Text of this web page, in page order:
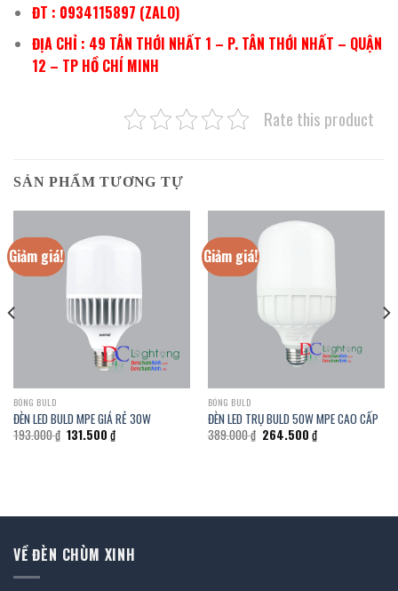
ĐT : 0934115897 (ZALO)
ĐỊA CHỈ : 49 TÂN THỚI NHẤT 1 – P. TÂN THỚI NHẤT – QUẬN
12 – TP HỒ CHÍ MINH
Rate this product
SẢN PHẨM TƯƠNG TỰ
Giảm giá!
BÓNG BULD
ĐÈN LED BULD MPE GIÁ RẺ 30W
193.000₫ Giá
gốc
131.500 ₫Giá
hiện
Giảm giá!
BÓNG BULD
ĐÈN LED TRỤ BULD 50W MPE CAO CẤP
389.000₫ Giá
gốc
264.500 ₫Giá
hiện
VỀ ĐÈN CHÙM XINH